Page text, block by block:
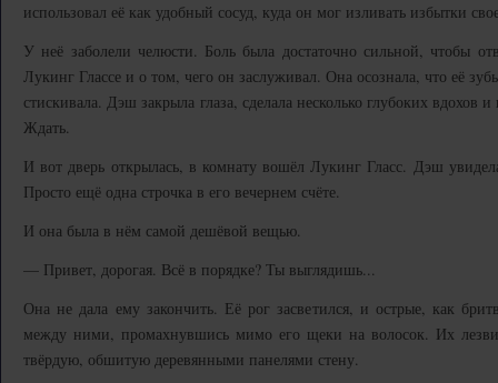
использовал её как удобный сосуд, куда он мог изливать избытки
У неё заболели челюсти. Боль была достаточно сильной, чтобы
Лукинг Глассе и о том, чего он заслуживал. Она осознала, что её
стискивала. Дэш закрыла глаза, сделала несколько глубоких вдохов и
Ждать.
И вот дверь открылась, в комнату вошёл Лукинг Гласс. Дэш
Просто ещё одна строчка в его вечернем счёте.
И она была в нём самой дешёвой вещью.
— Привет, дорогая. Всё в порядке? Ты выглядишь...
Она не дала ему закончить. Её рог засветился, и острые, как
между ними, промахнувшись мимо его щеки на волосок. Их
твёрдую, обшитую деревянными панелями стену.